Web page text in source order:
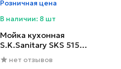
Розничная цена
В наличии: 8 шт
Мойка кухонная
S.K.Sanitary SKS 5151
GRAFIT с сифоном
нет отзывов